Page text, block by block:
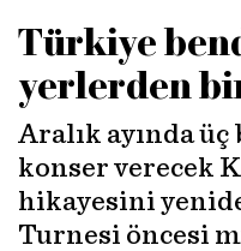
Türkiye
yerlerden
Aralık ayında
konser verecek
hikayesini
Turnesi öncesi